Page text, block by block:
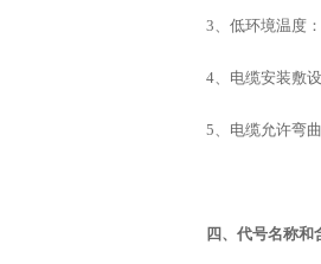
3、低环境温度
4、电缆安装敷
5、电缆允许弯
四、代号名称和